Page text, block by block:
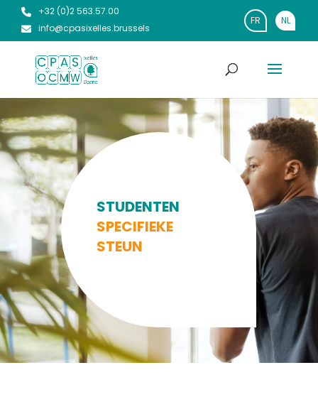
+32 (0)2 563.57.00
info@cpasixelles.brussels
FR NL
STUDENTEN
SPECIFIEKE
STEUN